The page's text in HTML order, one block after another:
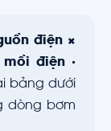
điện ×
điện ·
bảng dưới
dòng bơm